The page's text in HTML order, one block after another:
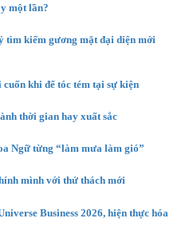
một lần?
tìm kiếm gương mặt đại diện mới
khi để tóc tém tại sự kiện
thời gian hay xuất sắc
Ngữ từng “làm mưa làm gió”
mình với thử thách mới
Business 2026, hiện thực hóa